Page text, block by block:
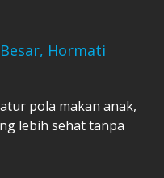
Hormati
pola makan anak,
lebih sehat tanpa